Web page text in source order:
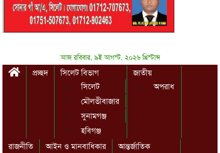
আজ রবিবার, ৯ই আগস্ট, ২০২৬ খ্রিস্টাব্দ
প্রচ্ছদ
সিলেট বিভাগ
সিলেট
মৌলভীবাজার
সুনামগঞ্জ
হবিগঞ্জ
জাতীয়
অপরাধ
রাজনীতি আইন ও মানবাধিকার
আন্তর্জাতিক